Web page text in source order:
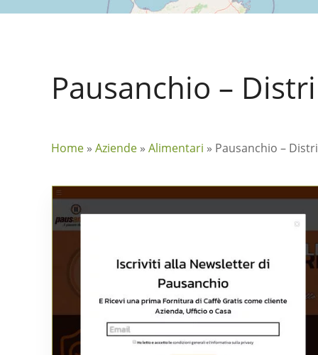
Pausanchio –
Home » Aziende » Alimentari » Pausanchio –